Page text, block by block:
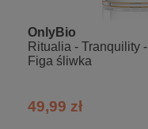
OnlyBio
Ritualia - Tranquility
Figa śliwka
49,99 zł